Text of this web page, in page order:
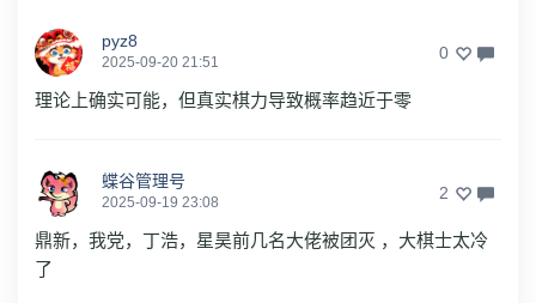
pyz8
2025-09-20 21:51 0
理论上确实可能，但真实棋力导致概率趋近于零
蝶谷管理号
2025-09-19 23:08 2
鼎新，我党，丁浩，星昊前几名大佬被团灭 ，大棋士太冷
了